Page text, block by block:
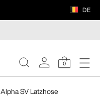
DE
0
Alpha SV Latzhose